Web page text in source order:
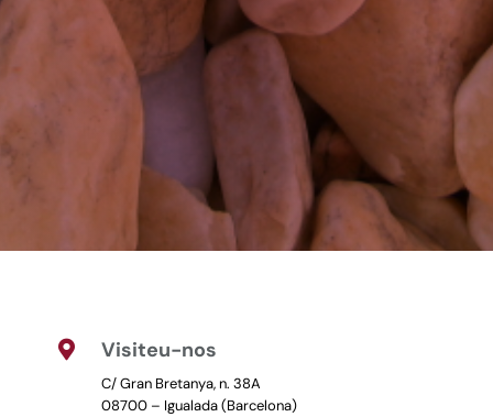
 Visiteu-nos
C/ Gran Bretanya, n. 38A
08700 – Igualada (Barcelona)